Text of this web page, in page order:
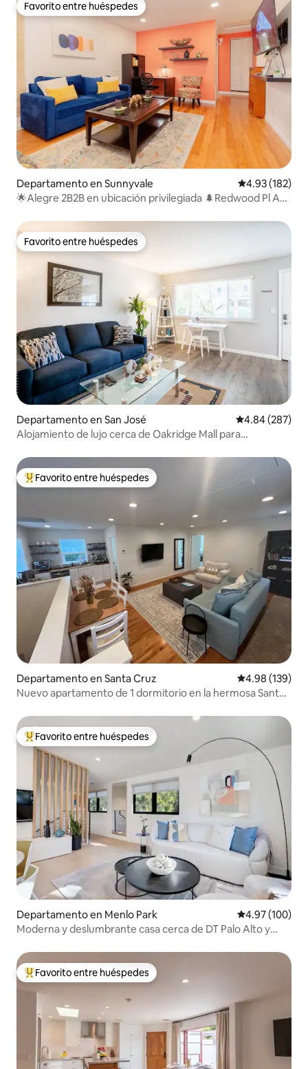
Favorito entre huéspedes
Favorito entre huéspedes
Departamento en Sunnyvale Calificación
4.93 (182)
🌟Alegre 2B2B en ubicación privilegiada 🌲Redwood Pl Apt
Favorito entre huéspedes
Favorito entre huéspedes
Departamento en San José Calificación
4.84 (287)
Alojamiento de lujo cerca de Oakridge Mall para
De los mejores en Favorito entre huéspedes
Favorito entre huéspedes
Departamento en Santa Cruz Calificación
4.98 (139)
Nuevo apartamento de 1 dormitorio en la hermosa Santa
De los mejores en Favorito entre huéspedes
Favorito entre huéspedes
Departamento en Menlo Park Calificación
4.97 (100)
Moderna y deslumbrante casa cerca de DT Palo Alto y
De los mejores en Favorito entre huéspedes
Favorito entre huéspedes